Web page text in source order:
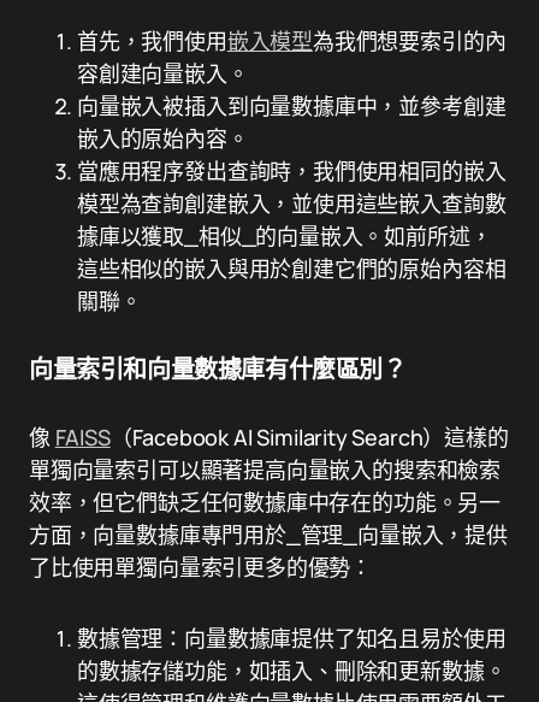
首先，我們使用嵌入模型為我們想要索引的內
容創建向量嵌入。
向量嵌入被插入到向量數據庫中，並參考創建
嵌入的原始內容。
當應用程序發出查詢時，我們使用相同的嵌入
模型為查詢創建嵌入，並使用這些嵌入查詢數
據庫以獲取_相似_的向量嵌入。如前所述，
這些相似的嵌入與用於創建它們的原始內容相
關聯。
向量索引和向量數據庫有什麼區別？
像 FAISS（Facebook AI Similarity Search）這樣的
單獨向量索引可以顯著提高向量嵌入的搜索和檢索
效率，但它們缺乏任何數據庫中存在的功能。另一
方面，向量數據庫專門用於_管理_向量嵌入，提供
了比使用單獨向量索引更多的優勢：
數據管理：向量數據庫提供了知名且易於使用
的數據存儲功能，如插入、刪除和更新數據。